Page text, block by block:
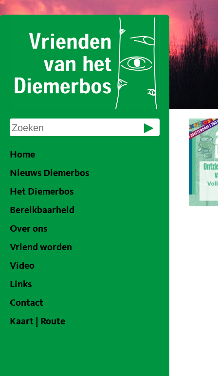
Home
Nieuws Diemerbos
Het Diemerbos
Bereikbaarheid
Over ons
Vriend worden
Video
Links
Contact
Kaart | Route